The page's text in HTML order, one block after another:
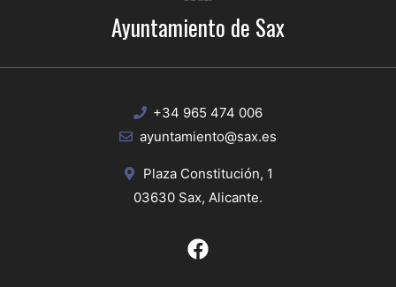
Ayuntamiento de Sax
+34 965 474 006
ayuntamiento@sax.es
Plaza Constitución, 1
03630 Sax, Alicante.